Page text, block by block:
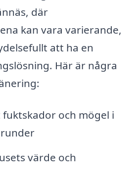
där
kan vara varierande,
att ha en
Här är några
och mögel i
värde och